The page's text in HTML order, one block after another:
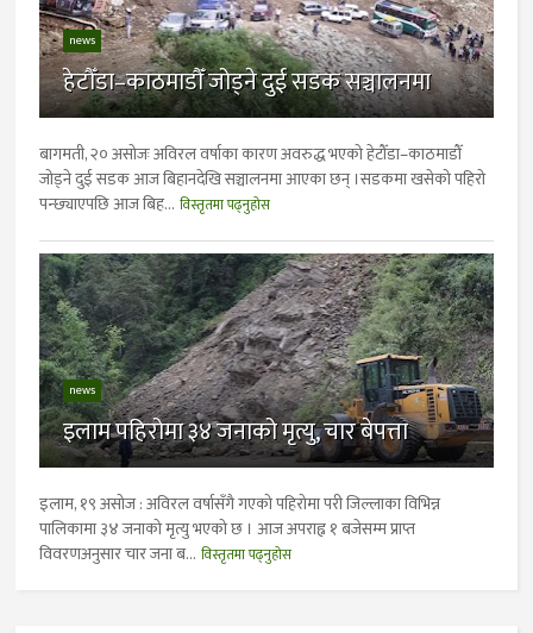
news
हेटौँडा–काठमाडौँ जोड्ने दुई सडक सञ्चालनमा
बागमती, २० असोजः अविरल वर्षाका कारण अवरुद्ध भएको हेटौँडा–काठमाडौँ
जोड्ने दुई सडक आज बिहानदेखि सञ्चालनमा आएका छन् ।सडकमा खसेको पहिरो
पन्छ्याएपछि आज बिह... विस्तृतमा पढ्नुहोस
news
इलाम पहिरोमा ३४ जनाको मृत्यु, चार बेपत्ता
इलाम, १९ असोज : अविरल वर्षासँगै गएको पहिरोमा परी जिल्लाका विभिन्न
पालिकामा ३४ जनाको मृत्यु भएको छ । आज अपराह्न १ बजेसम्म प्राप्त
विवरणअनुसार चार जना ब... विस्तृतमा पढ्नुहोस